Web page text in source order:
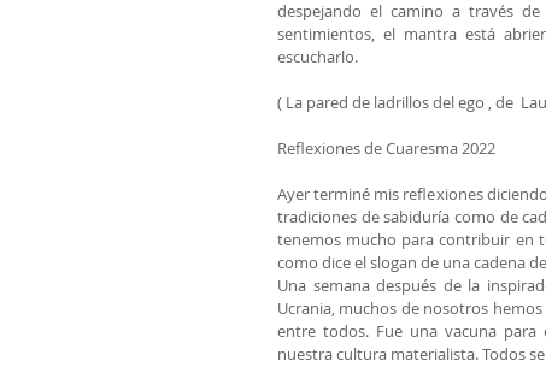
despejando el camino a través
sentimientos, el mantra está
escucharlo.
( La pared de ladrillos del ego , de
Reflexiones de Cuaresma 2022
Ayer terminé mis reflexiones
tradiciones de sabiduría como de
tenemos mucho para contribuir en
como dice el slogan de una cadena
Una semana después de la
Ucrania, muchos de nosotros
entre todos. Fue una vacuna para
nuestra cultura materialista. Todos